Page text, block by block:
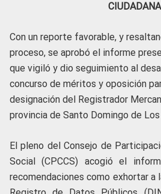
CIUDADANA
Con un reporte favorable, y
proceso, se aprobó el informe
que vigiló y dio seguimiento al
concurso de méritos y oposición
designación del Registrador
provincia de Santo Domingo de
El pleno del Consejo de
Social (CPCCS) acogió el
recomendaciones como exhortar a